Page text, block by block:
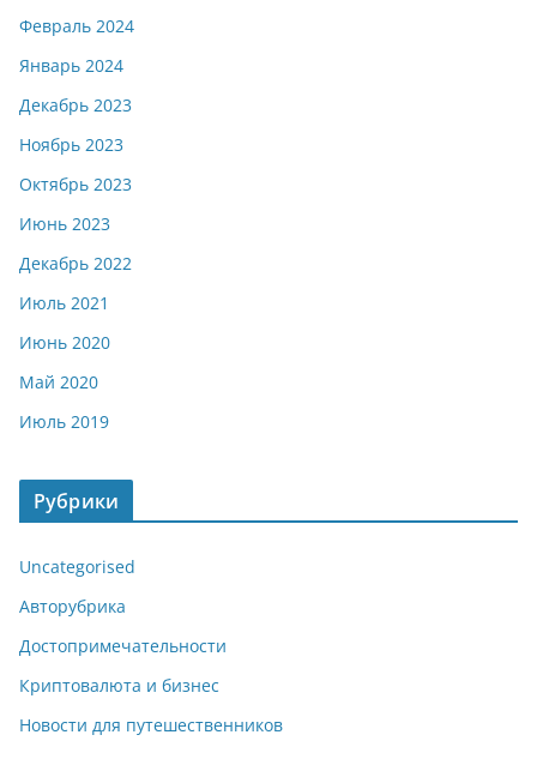
Февраль 2024
Январь 2024
Декабрь 2023
Ноябрь 2023
Октябрь 2023
Июнь 2023
Декабрь 2022
Июль 2021
Июнь 2020
Май 2020
Июль 2019
Рубрики
Uncategorised
Авторубрика
Достопримечательности
Криптовалюта и бизнес
Новости для путешественников